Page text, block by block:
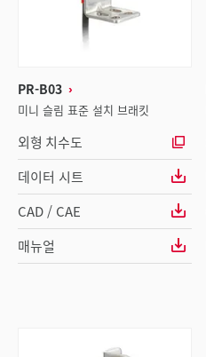
PR-B03
미니 슬림 표준 설치 브래킷
외형 치수도
데이터 시트
CAD / CAE
매뉴얼